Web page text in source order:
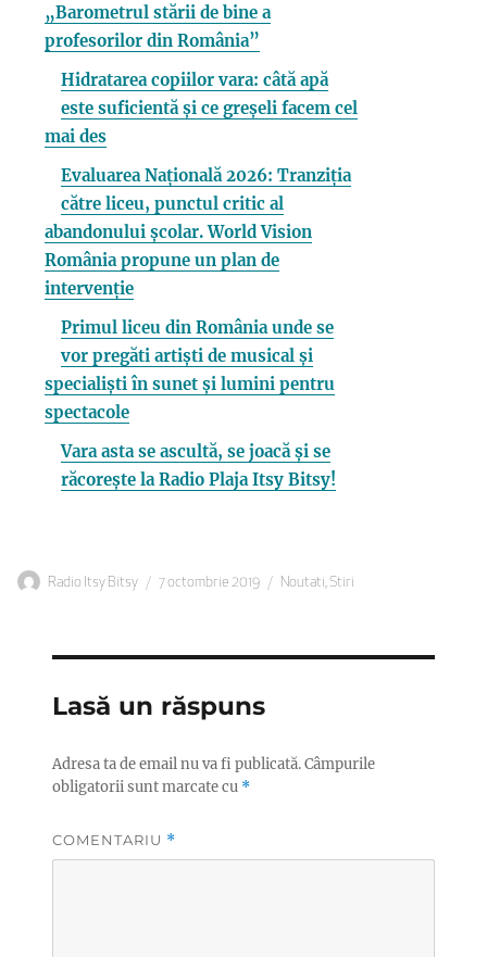
„Barometrul stării de bine a
profesorilor din România”
Hidratarea copiilor vara: câtă apă
este suficientă și ce greșeli facem cel
mai des
Evaluarea Națională 2026: Tranziția
către liceu, punctul critic al
abandonului școlar. World Vision
România propune un plan de
intervenție
Primul liceu din România unde se
vor pregăti artiști de musical și
specialiști în sunet și lumini pentru
spectacole
Vara asta se ascultă, se joacă și se
răcorește la Radio Plaja Itsy Bitsy!
Autor
Radio Itsy Bitsy
Publicat
7 octombrie 2019 Categorii
Noutati,Stiri
Lasă un răspuns
Adresa ta de email nu va fi publicată.Câmpurile
obligatorii sunt marcate cu *
COMENTARIU *